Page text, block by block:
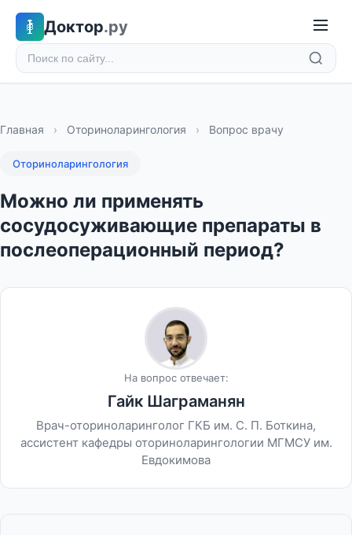
Доктор.ру
Главная › Оториноларингология › Вопрос врачу
Оториноларингология
Можно ли применять
сосудосуживающие препараты в
послеоперационный период?
На вопрос отвечает:
Гайк Шаграманян
Врач-оториноларинголог ГКБ им. С. П. Боткина,
ассистент кафедры оториноларингологии МГМСУ им.
Евдокимова